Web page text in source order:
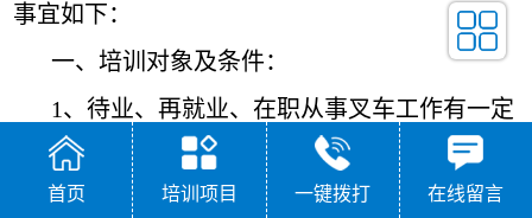
事宜如下：
一、培训对象及条件：
1、待业、再就业、在职从事叉车工作有一定
实习经历或无基础人员。
2、18周岁以上，符合本工种的体检报告，初
首页 培训项目 一键拨打 在线留言